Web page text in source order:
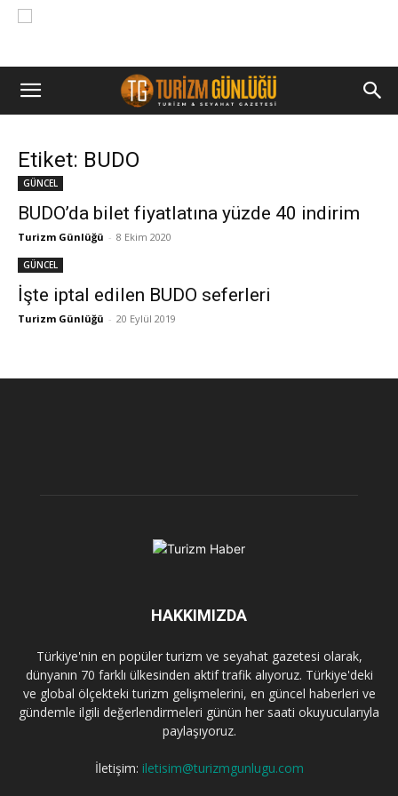
Etiket: BUDO
GÜNCEL
BUDO’da bilet fiyatlatına yüzde 40 indirim
Turizm Günlüğü - 8 Ekim 2020
GÜNCEL
İşte iptal edilen BUDO seferleri
Turizm Günlüğü - 20 Eylül 2019
HAKKIMIZDA
Türkiye'nin en popüler turizm ve seyahat gazetesi olarak,
dünyanın 70 farklı ülkesinden aktif trafik alıyoruz. Türkiye'deki
ve global ölçekteki turizm gelişmelerini, en güncel haberleri ve
gündemle ilgili değerlendirmeleri günün her saati okuyucularıyla
paylaşıyoruz.
İletişim: iletisim@turizmgunlugu.com